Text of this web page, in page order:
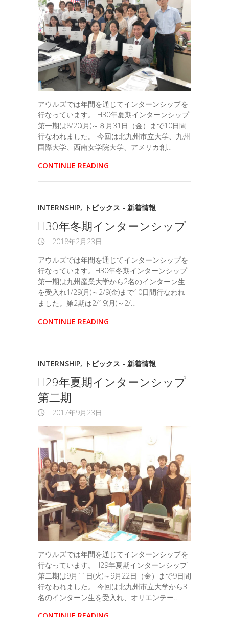
アウルズでは年間を通じてインターンシップを
行なっています。 H30年夏期インターンシップ
第一期は8/20(月)～８月31日（金）まで10日間
行なわれました。 今回は北九州市立大学、九州
国際大学、西南女学院大学、アメリカ創…
CONTINUE READING
INTERNSHIP, トピックス - 新着情報
H30年冬期インターンシップ
2018年2月23日
アウルズでは年間を通じてインターンシップを
行なっています。H30年冬期インターンシップ
第一期は九州産業大学から2名のインターン生
を受入れ1/29(月)～2/9(金)まで10日間行なわれ
ました。第2期は2/19(月)～2/…
CONTINUE READING
INTERNSHIP, トピックス - 新着情報
H29年夏期インターンシップ
第二期
2017年9月23日
アウルズでは年間を通じてインターンシップを
行なっています。H29年夏期インターンシップ
第二期は9月11日(火)～9月22日（金）まで9日間
行なわれました。 今回は北九州市立大学から3
名のインターン生を受入れ、オリエンテー…